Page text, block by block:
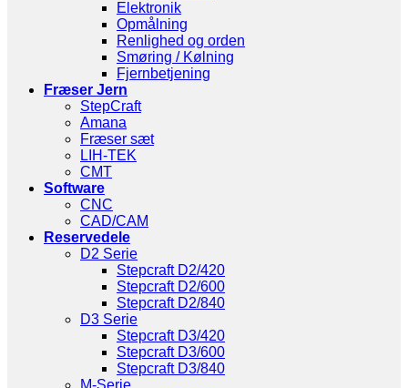
Elektronik
Opmålning
Renlighed og orden
Smøring / Kølning
Fjernbetjening
Fræser Jern
StepCraft
Amana
Fræser sæt
LIH-TEK
CMT
Software
CNC
CAD/CAM
Reservedele
D2 Serie
Stepcraft D2/420
Stepcraft D2/600
Stepcraft D2/840
D3 Serie
Stepcraft D3/420
Stepcraft D3/600
Stepcraft D3/840
M-Serie